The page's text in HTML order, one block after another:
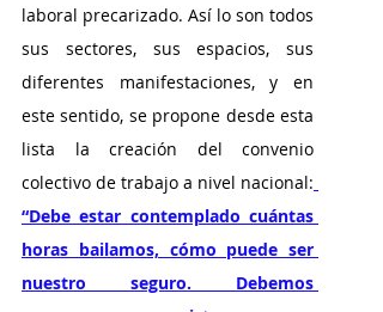
laboral precarizado. Así lo son todos
sus sectores, sus espacios, sus
diferentes manifestaciones, y en
este sentido, se propone desde esta
lista la creación del convenio
colectivo de trabajo a nivel nacional:
“Debe estar contemplado cuántas
horas bailamos, cómo puede ser
nuestro seguro. Debemos